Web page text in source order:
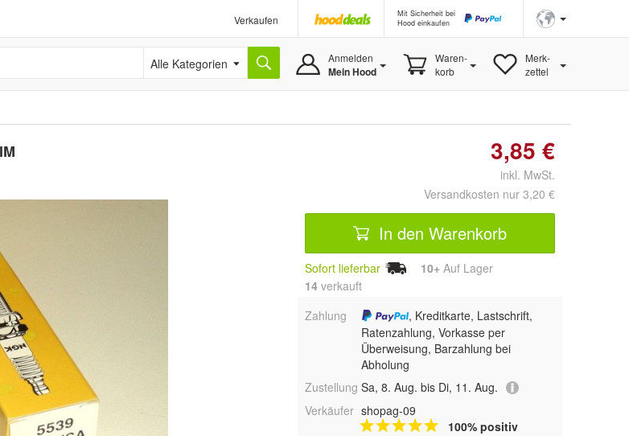
Verkaufen
Mit Sicherheit bei
Hood einkaufen
Alle Kategorien Anmelden
Mein Hood
Waren-
korb
Merk-
zettel
3,85 €
inkl. MwSt.
Versandkosten nur 3,20 €
In den Warenkorb
Sofort lieferbar 10+ Auf Lager
14 verkauft
Zahlung
, Kreditkarte, Lastschrift,
Ratenzahlung, Vorkasse per
Überweisung, Barzahlung bei
Abholung
Zustellung Sa, 8. Aug. bis Di, 11. Aug.
Verkäufer shopag-09
100% positiv